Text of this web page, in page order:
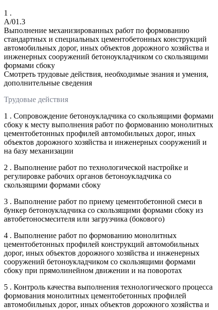
1 .
A/01.3
Выполнение механизированных работ по формованию
стандартных и специальных цементобетонных конструкций
автомобильных дорог, иных объектов дорожного хозяйства и
инженерных сооружений бетоноукладчиком со скользящими
формами сбоку
Смотреть трудовые действия, необходимые знания и умения,
дополнительные сведения
Трудовые действия
1 . Сопровождение бетоноукладчика со скользящими формами
сбоку к месту выполнения работ по формованию монолитных
цементобетонных профилей автомобильных дорог, иных
объектов дорожного хозяйства и инженерных сооружений и
на базу механизации
2 . Выполнение работ по технологической настройке и
регулировке рабочих органов бетоноукладчика со
скользящими формами сбоку
3 . Выполнение работ по приему цементобетонной смеси в
бункер бетоноукладчика со скользящими формами сбоку из
автобетоносмесителя или загрузчика (бокового)
4 . Выполнение работ по формованию монолитных
цементобетонных профилей конструкций автомобильных
дорог, иных объектов дорожного хозяйства и инженерных
сооружений бетоноукладчиком со скользящими формами
сбоку при прямолинейном движении и на поворотах
5 . Контроль качества выполнения технологического процесса
формования монолитных цементобетонных профилей
автомобильных дорог, иных объектов дорожного хозяйства и